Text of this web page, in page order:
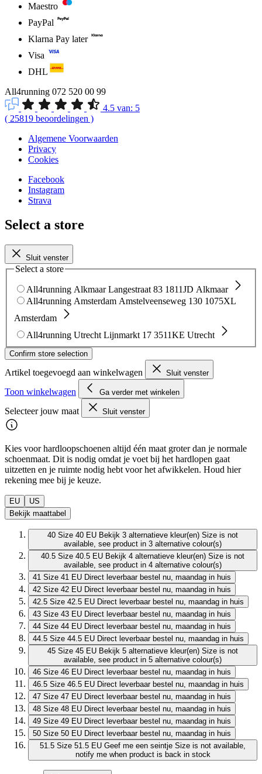
Maestro
PayPal
Klarna Pay later
Visa
DHL
All4running 072 520 00 99
4.5 van: 5
( 25819 beoordelingen )
Algemene Voorwaarden
Privacy
Cookies
Facebook
Instagram
Strava
Select a store
Sluit venster
Select a store
All4running Alkmaar Langestraat 83 1811JD Alkmaar
All4running Amsterdam Amstelveenseweg 130 1075XL
Amsterdam
All4running Utrecht Lijnmarkt 17 3511KE Utrecht
Confirm store selection
Artikel toegevoegd aan winkelwagen Sluit venster
Toon winkelwagen Ga verder met winkelen
Selecteer jouw maat Sluit venster
Kies voor hardloopschoenen altijd één maat groter dan je normale
schoenmaat. Dit is nodig omdat je voet bij het hardlopen gaat
uitzetten en je ruimte nodig hebt voor het afwikkelen. Houd hier
rekening mee bij je keuze.
EU
US
Bekijk maattabel
40 Size 40 EU Bekijk 3 alternatieve kleur(en) Size is not
available, see product in 3 alternative colour(s)
40.5 Size 40.5 EU Bekijk 4 alternatieve kleur(en) Size is not
available, see product in 4 alternative colour(s)
41 Size 41 EU Direct leverbaar bestel nu, maandag in huis
42 Size 42 EU Direct leverbaar bestel nu, maandag in huis
42.5 Size 42.5 EU Direct leverbaar bestel nu, maandag in huis
43 Size 43 EU Direct leverbaar bestel nu, maandag in huis
44 Size 44 EU Direct leverbaar bestel nu, maandag in huis
44.5 Size 44.5 EU Direct leverbaar bestel nu, maandag in huis
45 Size 45 EU Bekijk 5 alternatieve kleur(en) Size is not
available, see product in 5 alternative colour(s)
46 Size 46 EU Direct leverbaar bestel nu, maandag in huis
46.5 Size 46.5 EU Direct leverbaar bestel nu, maandag in huis
47 Size 47 EU Direct leverbaar bestel nu, maandag in huis
48 Size 48 EU Direct leverbaar bestel nu, maandag in huis
49 Size 49 EU Direct leverbaar bestel nu, maandag in huis
50 Size 50 EU Direct leverbaar bestel nu, maandag in huis
51.5 Size 51.5 EU Geef me een seintje Size is not available,
notify me when product is back in stock